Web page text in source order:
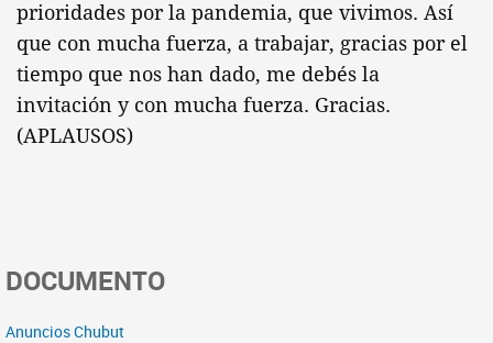
prioridades por la pandemia, que vivimos. Así
que con mucha fuerza, a trabajar, gracias por el
tiempo que nos han dado, me debés la
invitación y con mucha fuerza. Gracias.
(APLAUSOS)
DOCUMENTO
Anuncios Chubut